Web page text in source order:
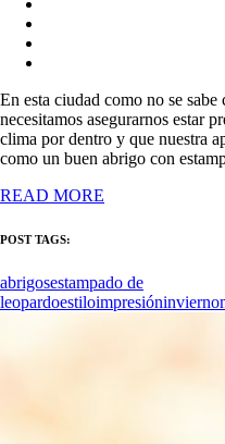
En esta ciudad como no se
necesitamos asegurarnos estar
clima por dentro y que nuestra
como un buen abrigo con
READ MORE
POST TAGS:
abrigosestampado de
leopardoestiloimpresióninvierno